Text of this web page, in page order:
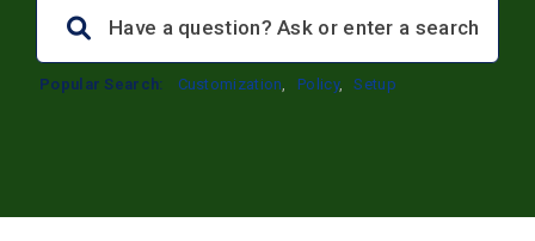
Popular Search: Customization, Policy, Setup